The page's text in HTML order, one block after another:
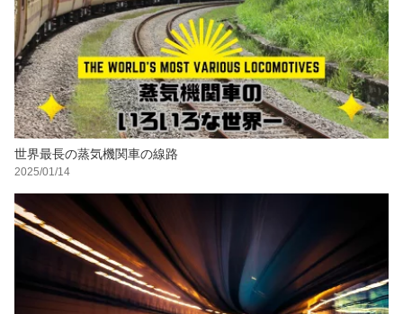
世界最長の蒸気機関車の線路
2025/01/14